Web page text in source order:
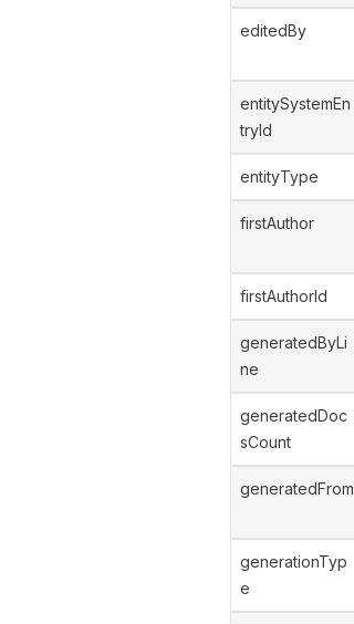
editedBy
entitySystemEn
tryId
entityType
firstAuthor
firstAuthorId
generatedByLi
ne
generatedDoc
sCount
generatedFrom
generationTyp
e